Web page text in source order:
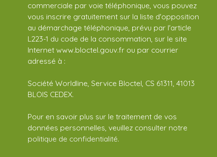
commerciale par voie téléphonique, vous pouvez
vous inscrire gratuitement sur la liste d'opposition
au démarchage téléphonique, prévu par l'article
L223-1 du code de la consommation, sur le site
Internet www.bloctel.gouv.fr ou par courrier
adressé à :
Société Worldline, Service Bloctel, CS 61311, 41013
BLOIS CEDEX.
Pour en savoir plus sur le traitement de vos
données personnelles, veuillez consulter notre
politique de confidentialité.